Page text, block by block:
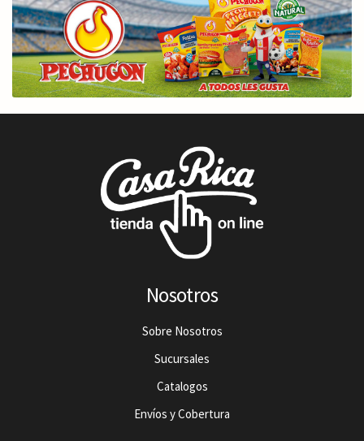
Nosotros
Sobre Nosotros
Sucursales
Catalogos
Envíos y Cobertura